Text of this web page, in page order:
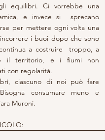
equilibri. Ci vorrebbe una
e invece si  sprecano
per mettere ogni volta una
i buoi dopo che sono
a costruire  troppo, a
il territorio, e i fiumi non
con regolarità.
ciascuno di noi può fare
consumare meno e
Muroni.